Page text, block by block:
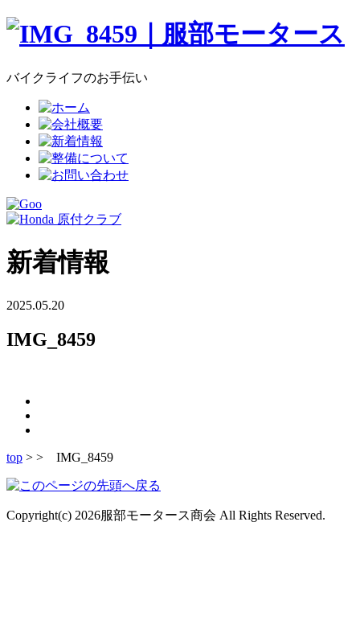
バイクライフのお手伝い
新着情報
2025.05.20
IMG_8459
top > > IMG_8459
Copyright(c) 2026服部モータース商会 All Rights Reserved.